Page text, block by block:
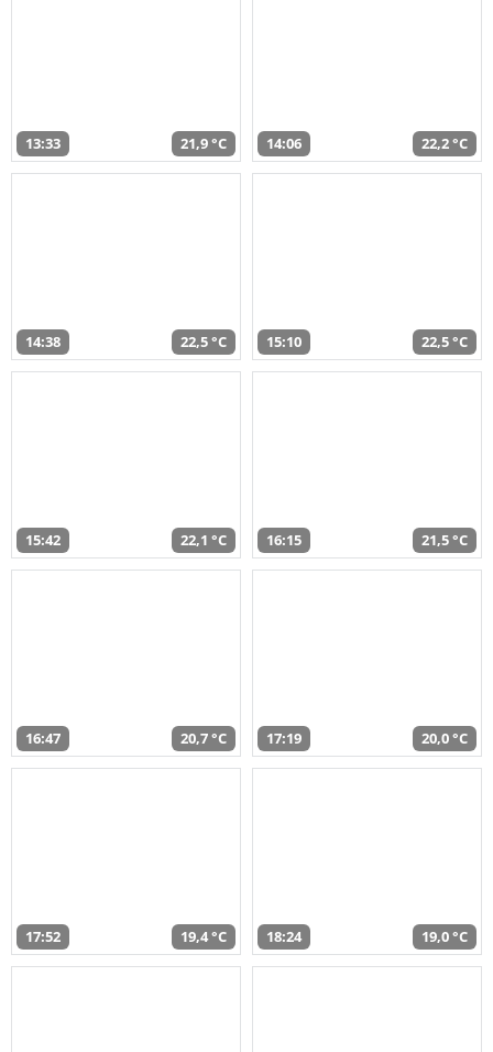
13:33 21,9 °C 14:06 22,2 °C
14:38 22,5 °C 15:10 22,5 °C
15:42 22,1 °C 16:15 21,5 °C
16:47 20,7 °C 17:19 20,0 °C
17:52 19,4 °C 18:24 19,0 °C